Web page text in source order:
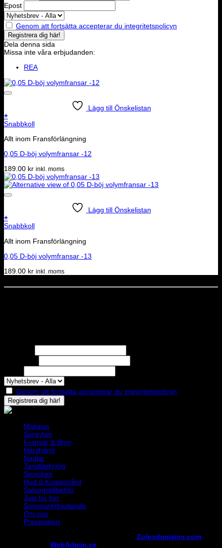
Epost
Genom att fortsätta accepterar du integritetspolicyn
Dela denna sida
Missa inte våra erbjudanden:
REA
Lägg till Önskelistan
+
Snabbkoll
Allt inom Fransförlängning
0,05 D-böj volymfransar -12
189.00 kr inkl. moms
Lägg till Önskelistan
+
Snabbkoll
Allt inom Fransförlängning
0,05 D-böj volymfransar -13
189.00 kr inkl. moms
Genom att fortsätta accepterar du integritetspolicyn
Makeup
Spraytan
Fransar & Bryn
Hårstyling
Naglar
Tandblekning
Smycken
Hud & Kroppsvård
Salongstillbehör
Just for fun
Sommarerbjudande
Om oss
Presentkort
Zolexdomains.com
WebAdmin.se